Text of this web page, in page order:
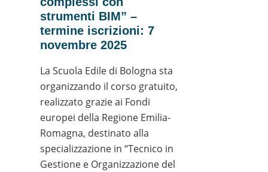
strumenti BIM” –
termine iscrizioni: 7
novembre 2025
La Scuola Edile di Bologna sta
organizzando il corso gratuito,
realizzato grazie ai Fondi
europei della Regione Emilia-
Romagna, destinato alla
specializzazione in “Tecnico in
Gestione e Organizzazione del